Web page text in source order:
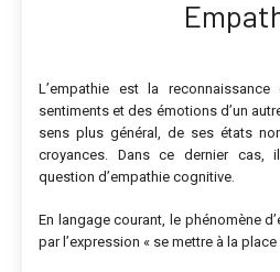
L’empathie est la
sentiments et des émotions d’un
sens plus général, de ses états
croyances. Dans ce dernier cas,
question d’empathie cognitive.
En langage courant, le phénomène
par l’expression « se mettre à la place